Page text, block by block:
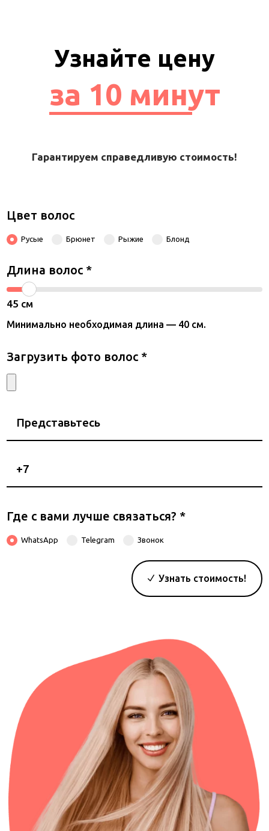
Узнайте цену
за 10 минут
Гарантируем справедливую стоимость!
Цвет волос
Русые Брюнет Рыжие Блонд
Длина волос *
45 см
Минимально необходимая длина — 40 см.
Загрузить фото волос *
телефона
Где с вами лучше связаться? *
WhatsApp Telegram Звонок
Узнать стоимость!